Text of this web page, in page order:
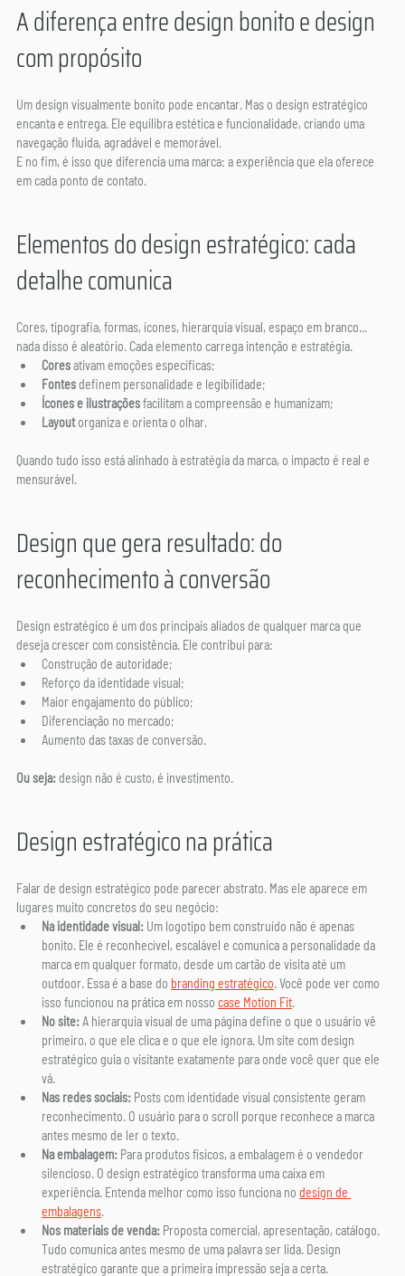
A diferença entre design bonito e design
com propósito
Um design visualmente bonito pode encantar. Mas o design estratégico
encanta e entrega. Ele equilibra estética e funcionalidade, criando uma
navegação fluida, agradável e memorável.
E no fim, é isso que diferencia uma marca: a experiência que ela oferece
em cada ponto de contato.
Elementos do design estratégico: cada
detalhe comunica
Cores, tipografia, formas, ícones, hierarquia visual, espaço em branco...
nada disso é aleatório. Cada elemento carrega intenção e estratégia.
Cores ativam emoções específicas;
Fontes definem personalidade e legibilidade;
Ícones e ilustrações facilitam a compreensão e humanizam;
Layout organiza e orienta o olhar.
Quando tudo isso está alinhado à estratégia da marca, o impacto é real e
mensurável.
Design que gera resultado: do
reconhecimento à conversão
Design estratégico é um dos principais aliados de qualquer marca que
deseja crescer com consistência. Ele contribui para:
Construção de autoridade;
Reforço da identidade visual;
Maior engajamento do público;
Diferenciação no mercado;
Aumento das taxas de conversão.
Ou seja: design não é custo, é investimento.
Design estratégico na prática
Falar de design estratégico pode parecer abstrato. Mas ele aparece em
lugares muito concretos do seu negócio:
Na identidade visual: Um logotipo bem construído não é apenas
bonito. Ele é reconhecível, escalável e comunica a personalidade da
marca em qualquer formato, desde um cartão de visita até um
outdoor. Essa é a base do branding estratégico. Você pode ver como
isso funcionou na prática em nosso case Motion Fit.
No site: A hierarquia visual de uma página define o que o usuário vê
primeiro, o que ele clica e o que ele ignora. Um site com design
estratégico guia o visitante exatamente para onde você quer que ele
vá.
Nas redes sociais: Posts com identidade visual consistente geram
reconhecimento. O usuário para o scroll porque reconhece a marca
antes mesmo de ler o texto.
Na embalagem: Para produtos físicos, a embalagem é o vendedor
silencioso. O design estratégico transforma uma caixa em
experiência. Entenda melhor como isso funciona no design de
embalagens.
Nos materiais de venda: Proposta comercial, apresentação, catálogo.
Tudo comunica antes mesmo de uma palavra ser lida. Design
estratégico garante que a primeira impressão seja a certa.